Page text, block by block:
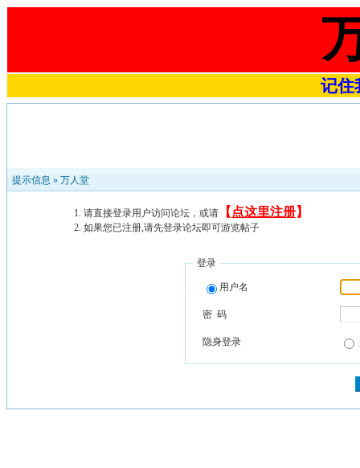
记住
提示信息 » 万人堂
请直接登录用户访问论坛，或请 【 点这里注册】
如果您已注册,请先登录论坛即可游览帖子
登录
用户名
密 码
隐身登录